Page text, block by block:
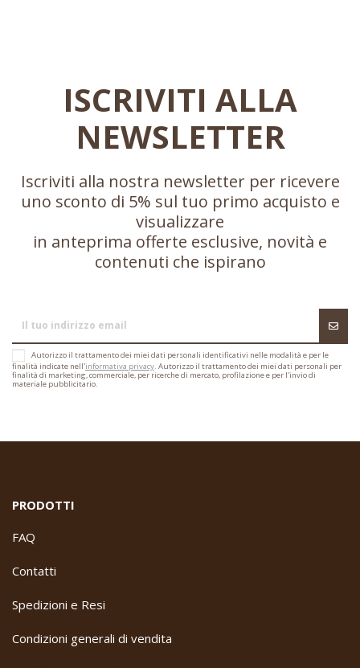
ISCRIVITI ALLA
NEWSLETTER
Iscriviti alla nostra newsletter per ricevere
uno sconto di 5% sul tuo primo acquisto e
visualizzare
in anteprima offerte esclusive, novità e
contenuti che ispirano
Autorizzo il trattamento dei miei dati personali identificativi nelle modalità e per le
finalità indicate nell'informativa privacy. Autorizzo il trattamento dei miei dati personali per
finalità di marketing, commerciale, per ricerche di mercato, profilazione e per l'invio di
materiale pubblicitario.
PRODOTTI
FAQ
Contatti
Spedizioni e Resi
Condizioni generali di vendita